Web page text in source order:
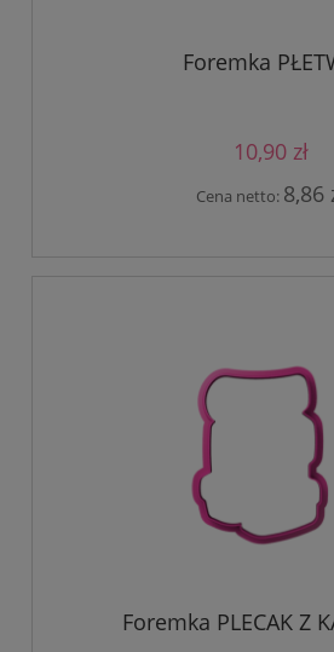
Foremka
10,90 zł
Cena netto: 8,86
Foremka PLECAK Z